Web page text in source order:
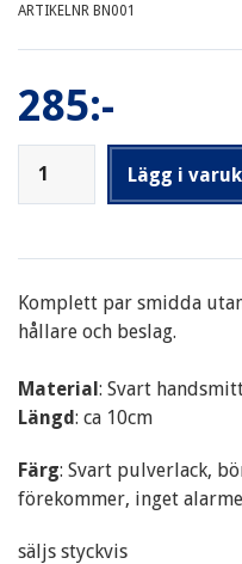
ARTIKELNR BN001
285:-
Lägg i
Komplett par smidda
hållare och beslag.
Material: Svart
Längd: ca 10cm
Färg: Svart pulverlack,
förekommer, inget
säljs styckvis